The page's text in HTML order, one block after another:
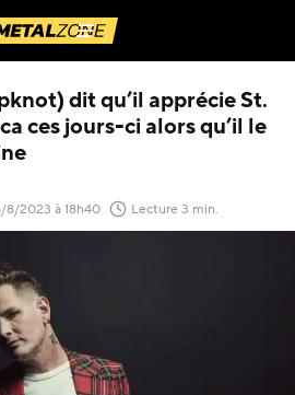
Menu
dit qu’il apprécie St.
ces jours-ci alors qu’il le
8/2023 (Mis à jour le )
à 18h40 Lecture 3 min.